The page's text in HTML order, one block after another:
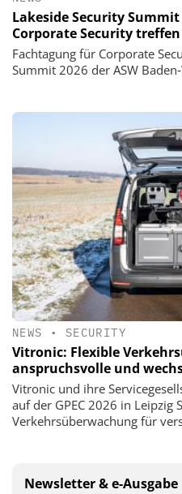
Lakeside Security
Corporate Security
Fachtagung für Corporate
Summit 2026 der ASW
NEWS • SECURITY
Vitronic: Flexible
anspruchsvolle und
Vitronic und ihre
auf der GPEC 2026 in Leipzig
Verkehrsüberwachung für
Newsletter & e-Ausgabe